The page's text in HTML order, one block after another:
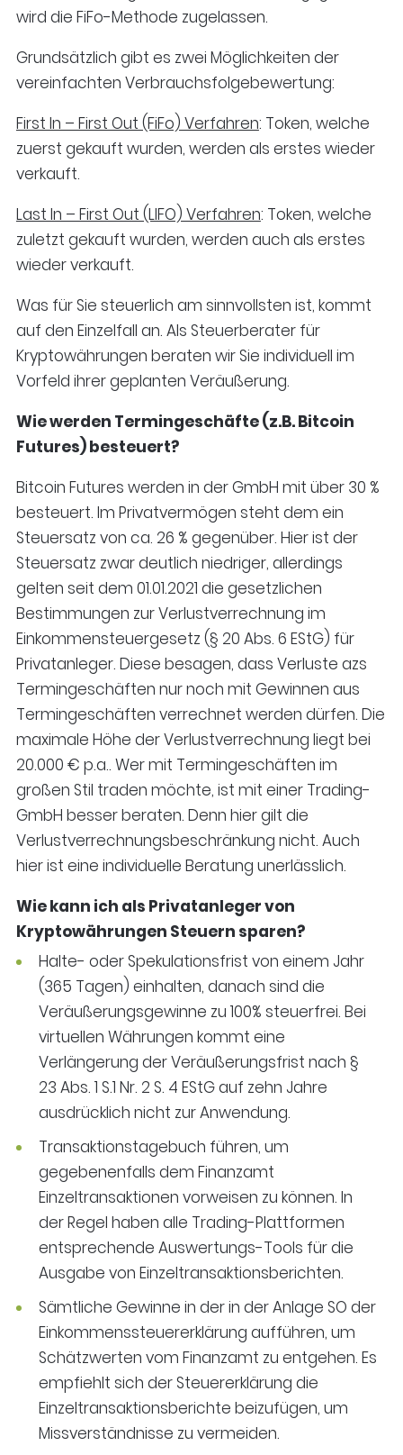
wird die FiFo-Methode zugelassen.
Grundsätzlich gibt es zwei Möglichkeiten der
vereinfachten Verbrauchsfolgebewertung:
First In – First Out (FiFo) Verfahren: Token, welche
zuerst gekauft wurden, werden als erstes wieder
verkauft.
Last In – First Out (LIFO) Verfahren: Token, welche
zuletzt gekauft wurden, werden auch als erstes
wieder verkauft.
Was für Sie steuerlich am sinnvollsten ist, kommt
auf den Einzelfall an. Als Steuerberater für
Kryptowährungen beraten wir Sie individuell im
Vorfeld ihrer geplanten Veräußerung.
Wie werden Termingeschäfte (z.B. Bitcoin
Futures) besteuert?
Bitcoin Futures werden in der GmbH mit über 30 %
besteuert. Im Privatvermögen steht dem ein
Steuersatz von ca. 26 % gegenüber. Hier ist der
Steuersatz zwar deutlich niedriger, allerdings
gelten seit dem 01.01.2021 die gesetzlichen
Bestimmungen zur Verlustverrechnung im
Einkommensteuergesetz (§ 20 Abs. 6 EStG) für
Privatanleger. Diese besagen, dass Verluste azs
Termingeschäften nur noch mit Gewinnen aus
Termingeschäften verrechnet werden dürfen. Die
maximale Höhe der Verlustverrechnung liegt bei
20.000 € p.a.. Wer mit Termingeschäften im
großen Stil traden möchte, ist mit einer Trading-
GmbH besser beraten. Denn hier gilt die
Verlustverrechnungsbeschränkung nicht. Auch
hier ist eine individuelle Beratung unerlässlich.
Wie kann ich als Privatanleger von
Kryptowährungen Steuern sparen?
Halte- oder Spekulationsfrist von einem Jahr
(365 Tagen) einhalten, danach sind die
Veräußerungsgewinne zu 100% steuerfrei. Bei
virtuellen Währungen kommt eine
Verlängerung der Veräußerungsfrist nach §
23 Abs. 1 S.1 Nr. 2 S. 4 EStG auf zehn Jahre
ausdrücklich nicht zur Anwendung.
Transaktionstagebuch führen, um
gegebenenfalls dem Finanzamt
Einzeltransaktionen vorweisen zu können. In
der Regel haben alle Trading-Plattformen
entsprechende Auswertungs-Tools für die
Ausgabe von Einzeltransaktionsberichten.
Sämtliche Gewinne in der in der Anlage SO der
Einkommenssteuererklärung aufführen, um
Schätzwerten vom Finanzamt zu entgehen. Es
empfiehlt sich der Steuererklärung die
Einzeltransaktionsberichte beizufügen, um
Missverständnisse zu vermeiden.